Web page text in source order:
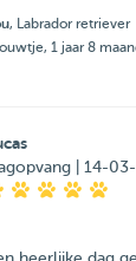
, Labrador retriever
1 jaar 8
| 14-